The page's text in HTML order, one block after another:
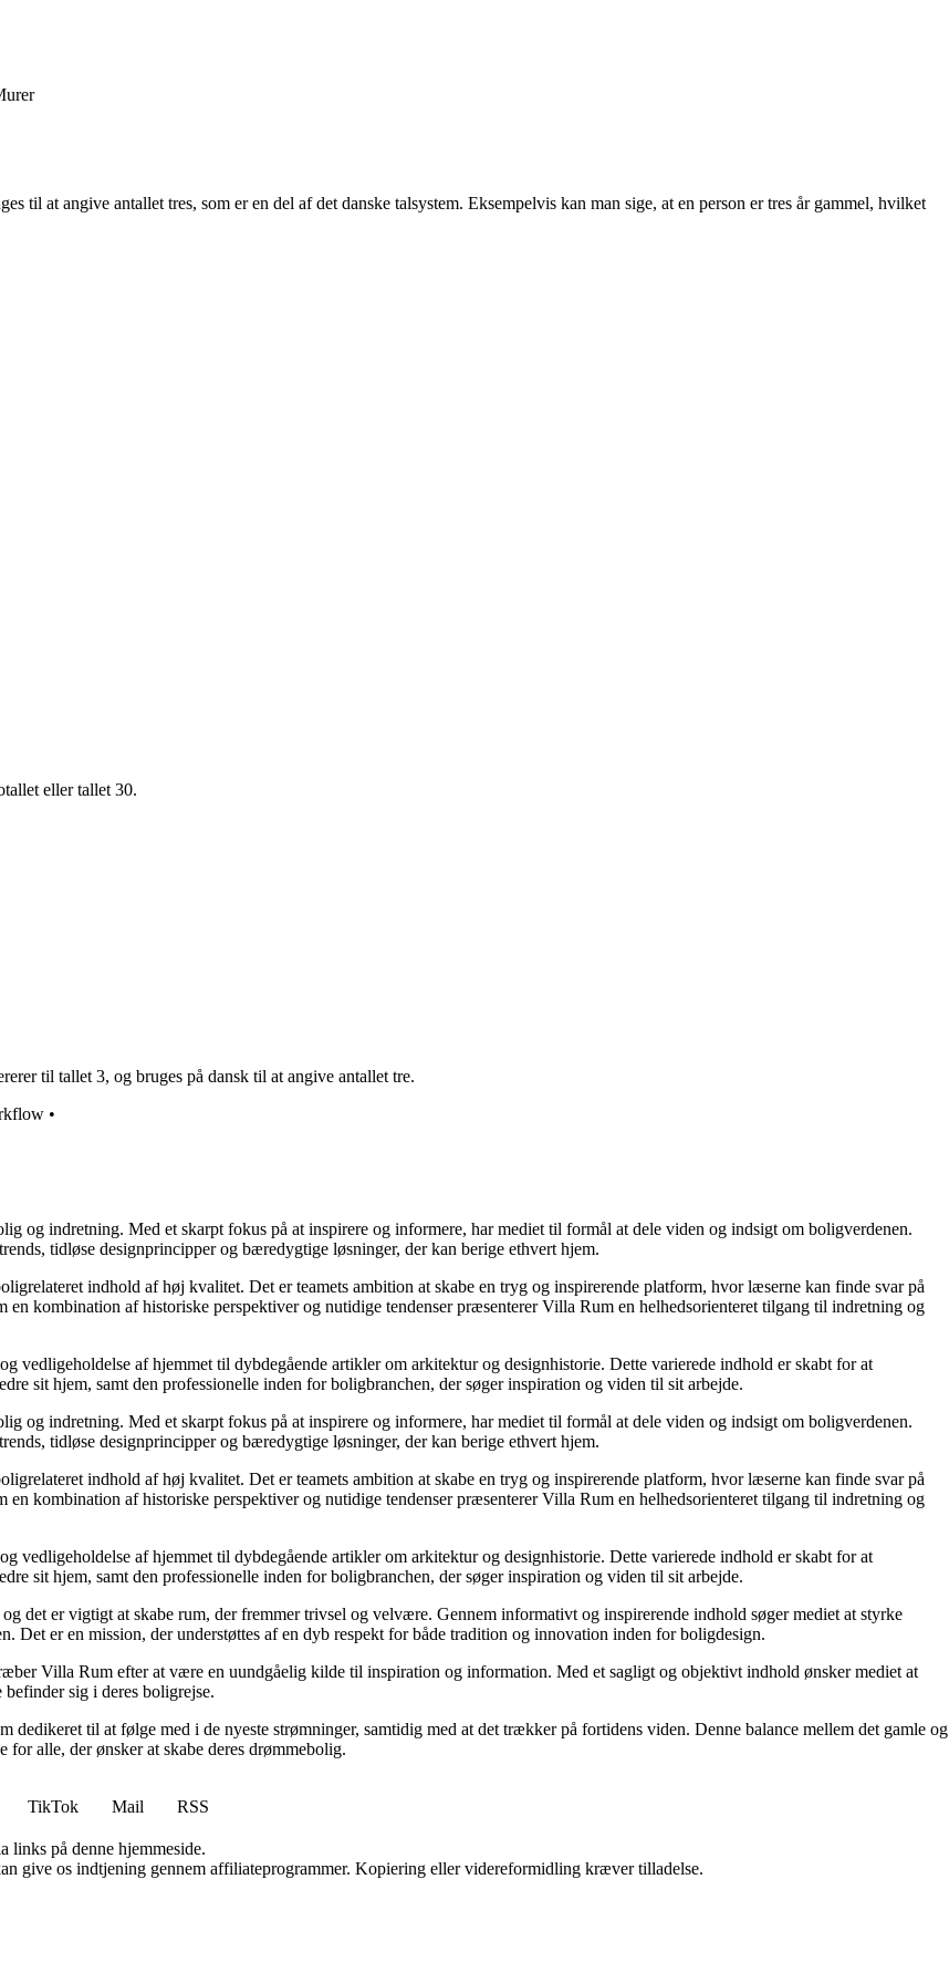
til at angive antallet tres, som er en del af det danske talsystem. Eksempelvis kan man sige, at en person er tres år gammel, hvilket
eller tallet 30.
til tallet 3, og bruges på dansk til at angive antallet tre.
•
og indretning. Med et skarpt fokus på at inspirere og informere, har mediet til formål at dele viden og indsigt om boligverdenen.
tidløse designprincipper og bæredygtige løsninger, der kan berige ethvert hjem.
indhold af høj kvalitet. Det er teamets ambition at skabe en tryg og inspirerende platform, hvor læserne kan finde svar på
en kombination af historiske perspektiver og nutidige tendenser præsenterer Villa Rum en helhedsorienteret tilgang til indretning og
af hjemmet til dybdegående artikler om arkitektur og designhistorie. Dette varierede indhold er skabt for at
sit hjem, samt den professionelle inden for boligbranchen, der søger inspiration og viden til sit arbejde.
og indretning. Med et skarpt fokus på at inspirere og informere, har mediet til formål at dele viden og indsigt om boligverdenen.
tidløse designprincipper og bæredygtige løsninger, der kan berige ethvert hjem.
indhold af høj kvalitet. Det er teamets ambition at skabe en tryg og inspirerende platform, hvor læserne kan finde svar på
en kombination af historiske perspektiver og nutidige tendenser præsenterer Villa Rum en helhedsorienteret tilgang til indretning og
af hjemmet til dybdegående artikler om arkitektur og designhistorie. Dette varierede indhold er skabt for at
sit hjem, samt den professionelle inden for boligbranchen, der søger inspiration og viden til sit arbejde.
det er vigtigt at skabe rum, der fremmer trivsel og velvære. Gennem informativt og inspirerende indhold søger mediet at styrke
Det er en mission, der understøttes af en dyb respekt for både tradition og innovation inden for boligdesign.
Villa Rum efter at være en uundgåelig kilde til inspiration og information. Med et sagligt og objektivt indhold ønsker mediet at
sig i deres boligrejse.
til at følge med i de nyeste strømninger, samtidig med at det trækker på fortidens viden. Denne balance mellem det gamle og
alle, der ønsker at skabe deres drømmebolig.
TikTok Mail
RSS
links på denne hjemmeside.
give os indtjening gennem affiliateprogrammer. Kopiering eller videreformidling kræver tilladelse.